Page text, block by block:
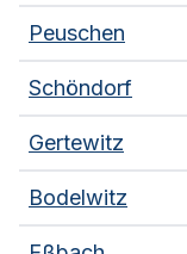
Peuschen
Schöndorf
Gertewitz
Bodelwitz